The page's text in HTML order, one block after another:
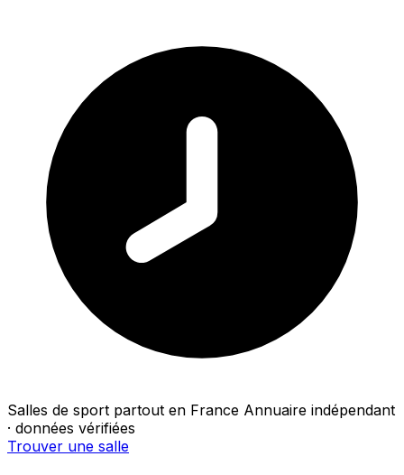
Salles de sport partout en France Annuaire indépendant
· données vérifiées
Trouver une salle